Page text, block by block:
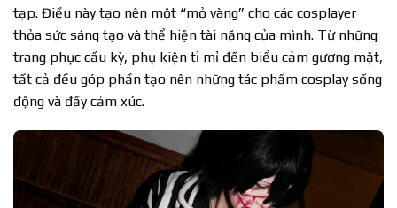
tạp. Điều này tạo nên một “mỏ vàng” cho các cosplayer
thỏa sức sáng tạo và thể hiện tài năng của mình. Từ những
trang phục cầu kỳ, phụ kiện tỉ mỉ đến biểu cảm gương mặt,
tất cả đều góp phần tạo nên những tác phẩm cosplay sống
động và đầy cảm xúc.